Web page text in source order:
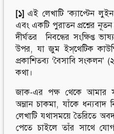
[১]এই লেখাটি ‘ক্যাপ্টেন
এবং একটি পুরাতন প্রশ্নের নূতন
দীর্ঘতর নিবন্ধের সংক্ষিপ্ত
উপর, যা জুম ইস্‌থেটিক
প্রকাশিতব্য ‘বৈসাবি সংকলন’
কথা।
জাক-এর পক্ষ থেকে আমার
অম্লান চাকমা, যাঁকে ধন্যবাদ
লেখাটি যথাসময়ে তৈরিতে
পেতে চাইলে তাঁর সাথে